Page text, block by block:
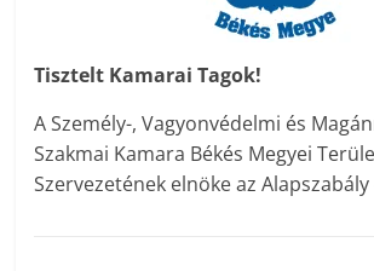
Tisztelt Kamarai Tagok!
A Személy-, Vagyonvédelmi és
Szakmai Kamara Békés Megyei
Szervezetének elnöke az